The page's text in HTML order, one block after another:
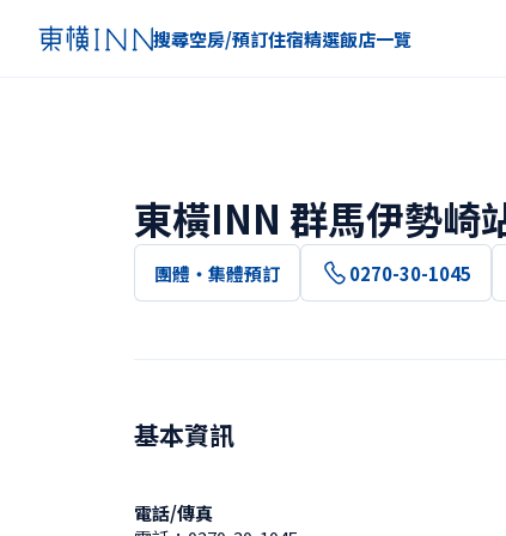
搜尋空房/預訂住宿精選飯店一覽
東橫INN 群馬伊勢崎
團體・集體預訂 0270-30-1045
基本資訊
電話/傳真